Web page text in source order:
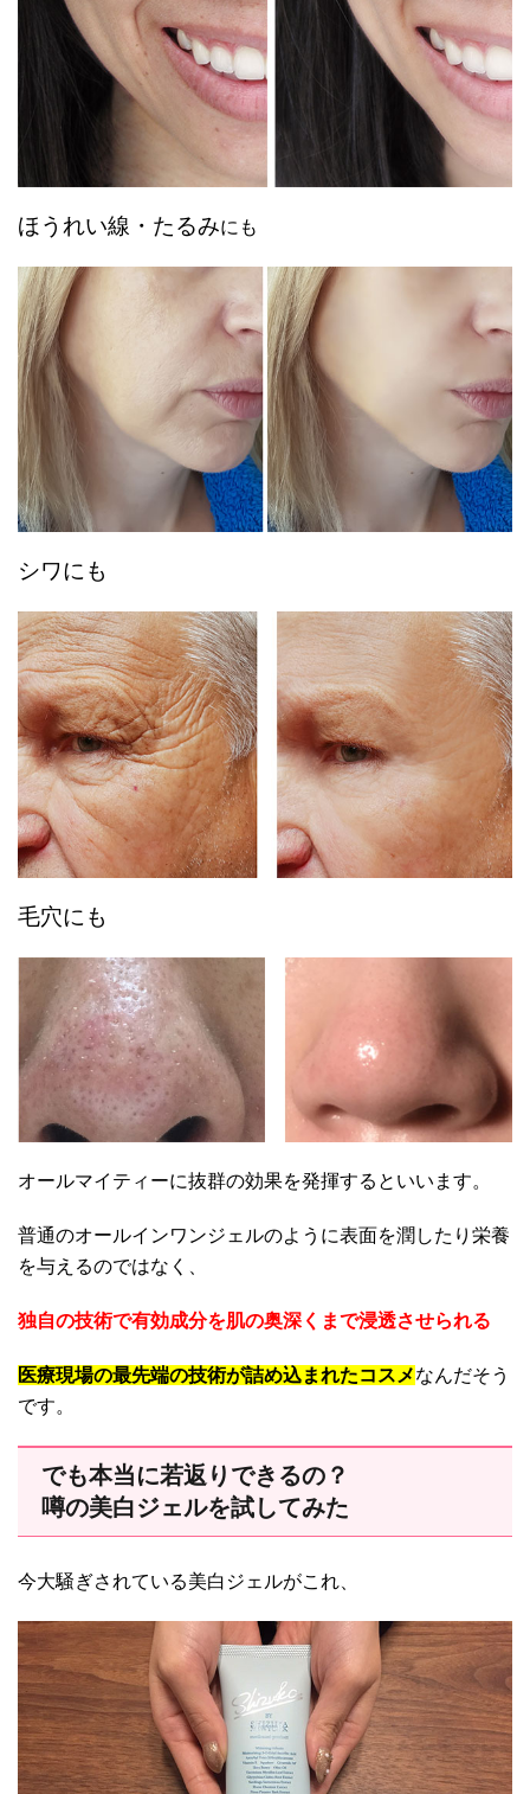
ほうれい線・たるみにも
シワにも
毛穴にも
オールマイティーに抜群の効果を発揮するといいます。
普通のオールインワンジェルのように表面を潤したり栄養
を与えるのではなく、
独自の技術で有効成分を肌の奥深くまで浸透させられる
医療現場の最先端の技術が詰め込まれたコスメなんだそう
です。
でも本当に若返りできるの？
噂の美白ジェルを試してみた
今大騒ぎされている美白ジェルがこれ、